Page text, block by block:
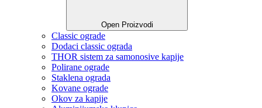
Open Proizvodi
Classic ograde
Dodaci classic ograda
THOR sistem za samonosive kapije
Polirane ograde
Staklena ograda
Kovane ograde
Okov za kapije